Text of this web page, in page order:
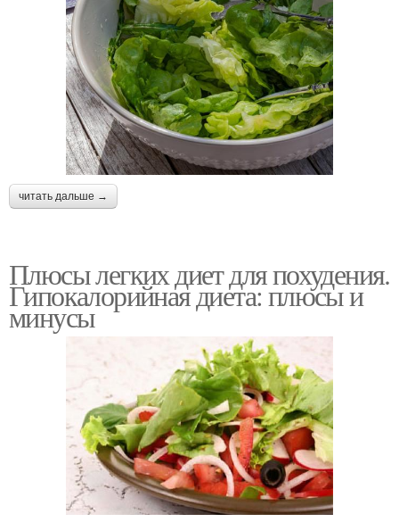
читать дальше →
Плюсы легких диет для похудения.
Гипокалорийная диета: плюсы и
минусы